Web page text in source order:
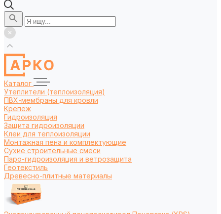
Каталог
Утеплители (теплоизоляция)
ПВХ-мембраны для кровли
Крепеж
Гидроизоляция
Защита гидроизоляции
Клеи для теплоизоляции
Монтажная пена и комплектующие
Сухие строительные смеси
Паро-гидроизоляция и ветрозащита
Геотекстиль
Древесно-плитные материалы